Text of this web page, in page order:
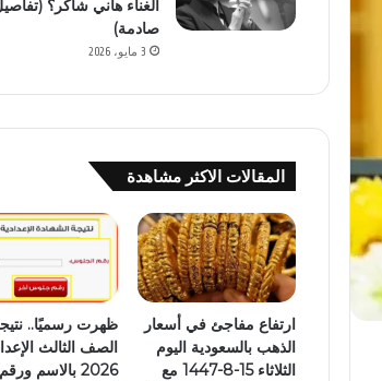
الغناء هاني شاكر؟
صادمة)
3 مايو، 2026
المقالات الاكثر مشاهدة
ارتفاع مفاجئ في أسعار
الذهب بالسعودية اليوم
الثلاثاء 15-8-1447 مع
ظهرت رسميًا..
الصف الثالث
2026 بالاسم ورقم